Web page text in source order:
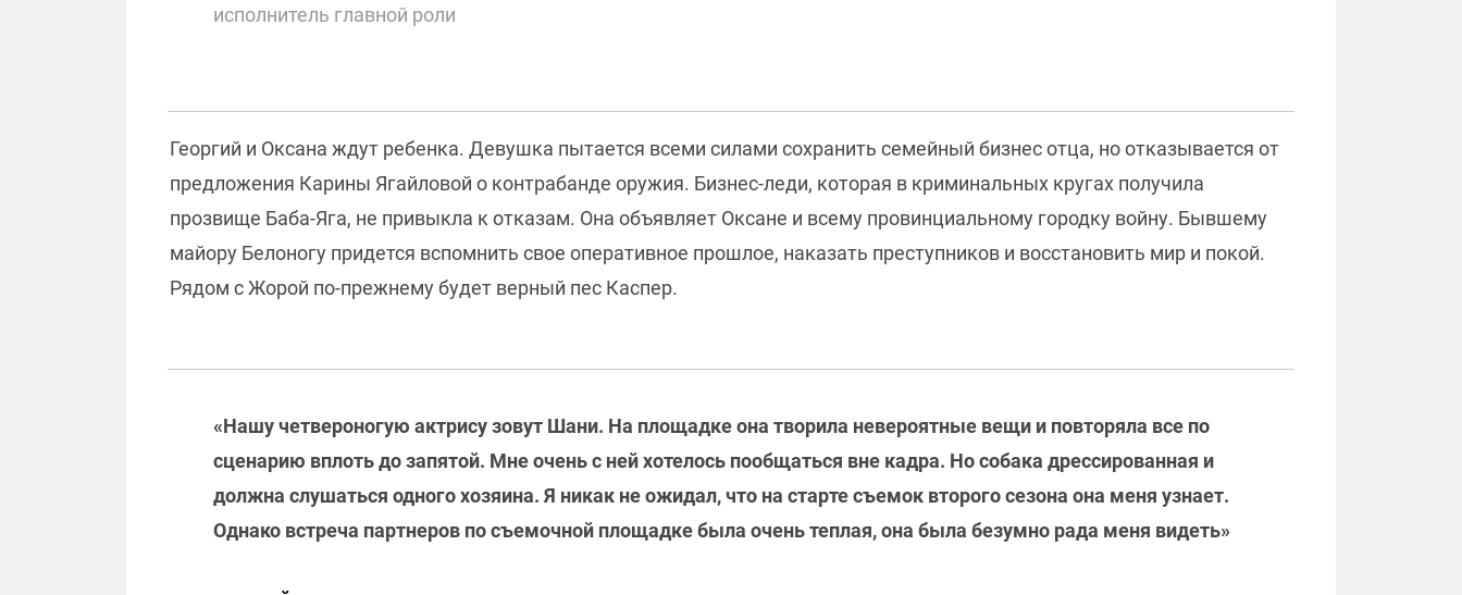
исполнитель главной роли
Георгий и Оксана ждут ребенка. Девушка пытается всеми силами сохранить семейный бизнес отца, но отказывается от
предложения Карины Ягайловой о контрабанде оружия. Бизнес-леди, которая в криминальных кругах получила
прозвище Баба-Яга, не привыкла к отказам. Она объявляет Оксане и всему провинциальному городку войну. Бывшему
майору Белоногу придется вспомнить свое оперативное прошлое, наказать преступников и восстановить мир и покой.
Рядом с Жорой по-прежнему будет верный пес Каспер.
«Нашу четвероногую актрису зовут Шани. На площадке она творила невероятные вещи и повторяла все по
сценарию вплоть до запятой. Мне очень с ней хотелось пообщаться вне кадра. Но собака дрессированная и
должна слушаться одного хозяина. Я никак не ожидал, что на старте съемок второго сезона она меня узнает.
Однако встреча партнеров по съемочной площадке была очень теплая, она была безумно рада меня видеть»